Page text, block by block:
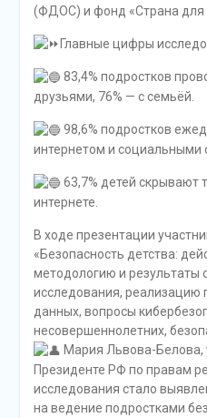
(ФДОС) и фонд «Страна для
Главные цифры
83,4% подростков
друзьями, 76% — с семьёй.
98,6% подростков
интернетом и социальными
63,7% детей скрывают
интернете.
В ходе презентации
«Безопасность детства:
методологию и результаты
исследования, реализацию
данных, вопросы
несовершеннолетних,
Мария Львова-
Президенте РФ по правам
исследования стало
на ведение подростками